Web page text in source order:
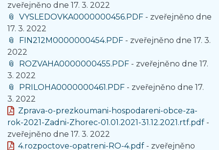
zveřejněno dne 17. 3. 2022
VYSLEDOVKA0000000456.PDF- zveřejněno dne
17. 3. 2022
FIN212M0000000454.PDF- zveřejněno dne 17. 3.
2022
ROZVAHA0000000455.PDF- zveřejněno dne 17.
3. 2022
PRILOHA0000000461.PDF- zveřejněno dne 17.
3. 2022
Zprava-o-prezkoumani-hospodareni-obce-za-
rok-2021-Zadni-Zhorec-01.01.2021-31.12.2021.rtf.pdf -
zveřejněno dne 17. 3. 2022
4.rozpoctove-opatreni-RO-4.pdf- zveřejněno